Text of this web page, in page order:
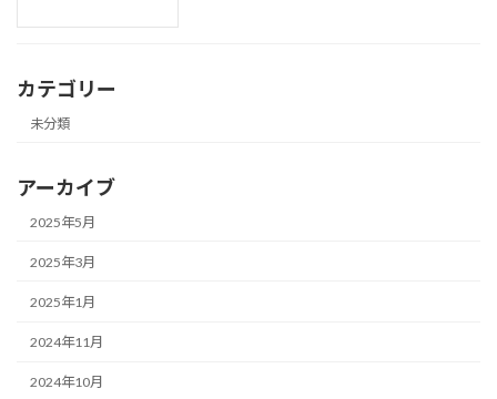
カテゴリー
未分類
アーカイブ
2025年5月
2025年3月
2025年1月
2024年11月
2024年10月